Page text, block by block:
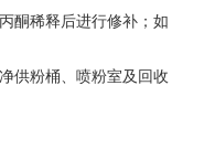
酮稀释后进行修补；如
供粉桶、喷粉室及回收